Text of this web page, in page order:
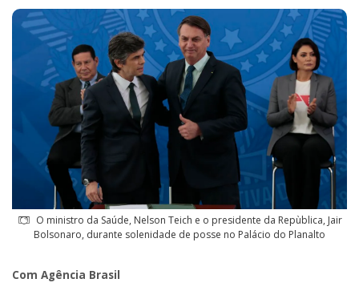
O ministro da Saúde, Nelson Teich e o presidente da Repùblica, Jair
Bolsonaro, durante solenidade de posse no Palácio do Planalto
Com Agência Brasil